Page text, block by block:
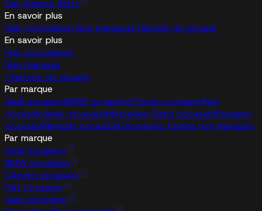
Car Avenue Watt
En savoir plus
Hub concession Nos marquesL'histoire du groupe
En savoir plus
Hub concession
Nos marques
L'histoire du groupe
Par marque
Audi occasionBMW occasionCitroën occasionFiat
occasionJeep occasionMercedes-Benz occasionPeugeot
occasionRenault occasionDécouvrez toutes nos marques
Par marque
Audi occasion
BMW occasion
Citroën occasion
Fiat occasion
Jeep occasion